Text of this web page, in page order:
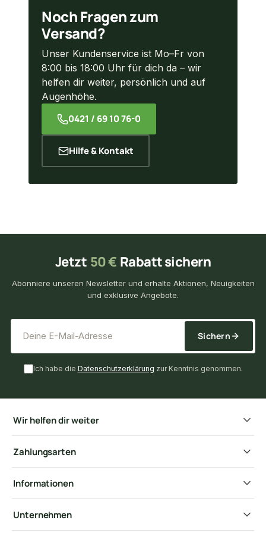
Noch Fragen zum
Versand?
Unser Kundenservice ist Mo–Fr von
8:00 bis 18:00 Uhr für dich da – wir
helfen dir weiter, persönlich und auf
Augenhöhe.
0421 / 69 10 76-0
Hilfe & Kontakt
Jetzt 50 € Rabatt sichern
Abonniere unseren Newsletter und erhalte Aktionen, Neuigkeiten
und exklusive Angebote.
Sichern
Ich habe die Datenschutzerklärung zur Kenntnis genommen.
Wir helfen dir weiter
Zahlungsarten
Informationen
Unternehmen